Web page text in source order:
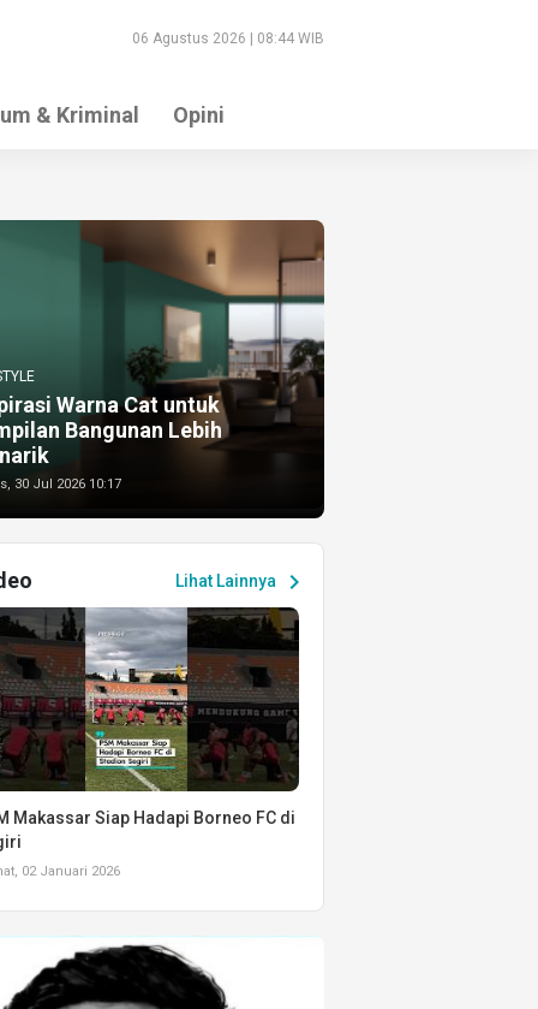
06 Agustus 2026 | 08:44 WIB
& Kriminal Opini
Warna Cat untuk
Bangunan Lebih
30 Jul 2026 10:17
Lihat Lainnya chevron_right
Makassar Siap Hadapi Borneo FC di
02 Januari 2026